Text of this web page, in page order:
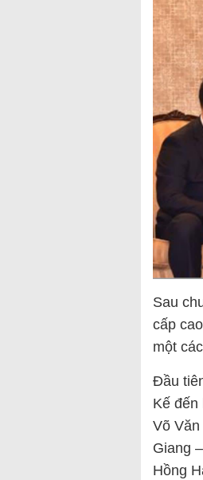
Sau
cấp
một
Đầu
Kế đến
Võ
Giang
Hồng